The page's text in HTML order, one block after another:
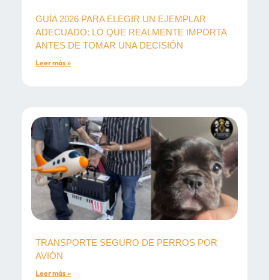
GUÍA 2026 PARA ELEGIR UN EJEMPLAR
ADECUADO: LO QUE REALMENTE IMPORTA
ANTES DE TOMAR UNA DECISIÓN
Leer más »
TRANSPORTE SEGURO DE PERROS POR
AVIÓN
Leer más »